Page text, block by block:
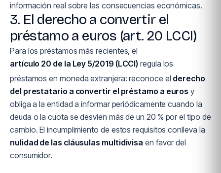
información real sobre las consecuencias económicas.
3. El derecho a convertir el
préstamo a euros (art. 20 LCCI)
Para los préstamos más recientes, el
artículo 20 de la Ley 5/2019 (LCCI) regula los
préstamos en moneda extranjera: reconoce el derecho
del prestatario a convertir el préstamo a euros y
obliga a la entidad a informar periódicamente cuando la
deuda o la cuota se desvíen más de un 20 % por el tipo de
cambio. El incumplimiento de estos requisitos conlleva la
nulidad de las cláusulas multidivisa en favor del
consumidor.